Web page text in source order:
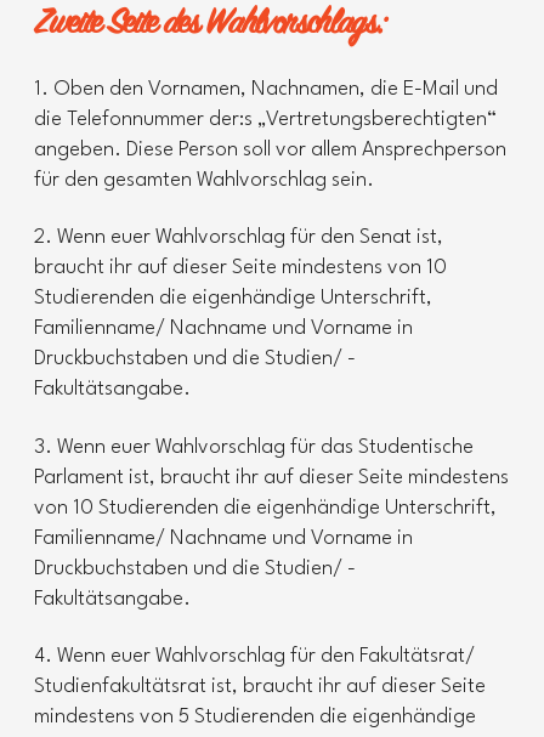
Zweite Seite des Wahlvorschlags:
1. Oben den Vornamen, Nachnamen, die E-Mail und
die Telefonnummer der:s „Vertretungsberechtigten“
angeben. Diese Person soll vor allem Ansprechperson
für den gesamten Wahlvorschlag sein.
2. Wenn euer Wahlvorschlag für den Senat ist,
braucht ihr auf dieser Seite mindestens von 10
Studierenden die eigenhändige Unterschrift,
Familienname/ Nachname und Vorname in
Druckbuchstaben und die Studien/ -
Fakultätsangabe.
3. Wenn euer Wahlvorschlag für das Studentische
Parlament ist, braucht ihr auf dieser Seite mindestens
von 10 Studierenden die eigenhändige Unterschrift,
Familienname/ Nachname und Vorname in
Druckbuchstaben und die Studien/ -
Fakultätsangabe.
4. Wenn euer Wahlvorschlag für den Fakultätsrat/
Studienfakultätsrat ist, braucht ihr auf dieser Seite
mindestens von 5 Studierenden die eigenhändige